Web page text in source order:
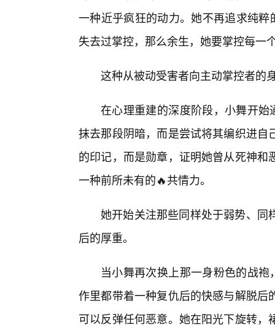
一种近乎疯狂的动力。她不再追求纯
失去过掌控，那么余生，她要掌控每一
这种从被动受害者向主动掌控者的
在心理重建的深度阶段，小舞开始
抹去那段阴暗，而是尝试将其编织进
的印记，而是勋章，证明她曾从死神
一种前所未有的🔥共情力。
她开始关注那些同样处于弱势、同
后的厚重。
当小舞再次换上那一身粉色的战
作里都带着一种复仇后的快感与解脱
可以反弹任何恶意。她在阳光下旋转